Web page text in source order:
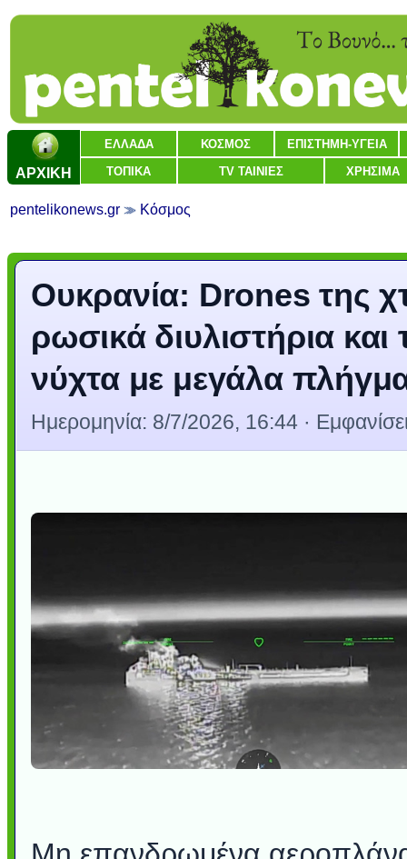
ΑΡΧΙΚΗ
ΕΛΛΑΔΑ ΚΟΣΜΟΣ ΕΠΙΣΤΗΜΗ-ΥΓΕΙΑ
ΤΟΠΙΚΑ TV ΤΑΙΝΙΕΣ ΧΡΗΣΙΜΑ
pentelikonews.gr Κόσμος
Ουκρανία: Drones της
ρωσικά διυλιστήρια και
νύχτα με μεγάλα
Ημερομηνία: 8/7/2026, 16:44 ·